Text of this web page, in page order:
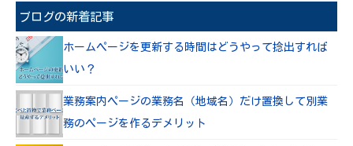
ブログの新着記事
ホームページを更新する時間はどうやって捻出すれば
いい？
業務案内ページの業務名（地域名）だけ置換して別業
務のページを作るデメリット